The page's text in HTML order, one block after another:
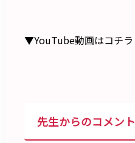
▼YouTube動画はコチラ
先生からのコメント